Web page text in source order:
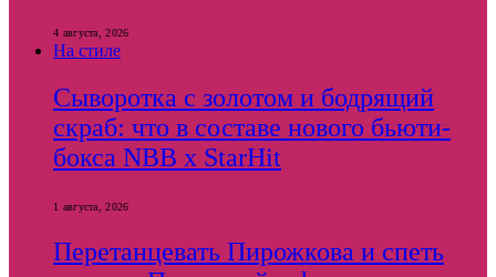
4 августа, 2026
На стиле
Сыворотка с золотом и бодрящий
скраб: что в составе нового бьюти-
бокса NBB x StarHit
1 августа, 2026
Перетанцевать Пирожкова и спеть